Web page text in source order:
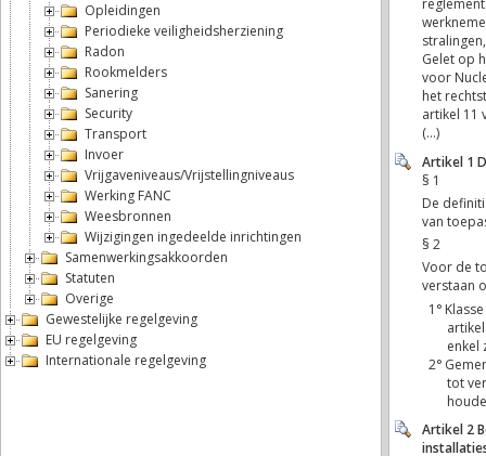
Opleidingen
Periodieke veiligheidsherziening
Radon
Rookmelders
Sanering
Security
Transport
Invoer
Vrijgaveniveaus/Vrijstellingniveaus
Werking FANC
Weesbronnen
Wijzigingen ingedeelde inrichtingen
Samenwerkingsakkoorden
Statuten
Overige
Gewestelijke regelgeving
EU regelgeving
Internationale regelgeving